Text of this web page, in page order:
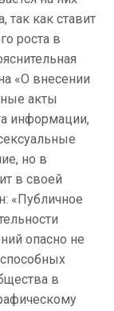
как ставит
роста в
«О внесении
акты
информации,
но в
в своей
«Публичное
опасно не
в